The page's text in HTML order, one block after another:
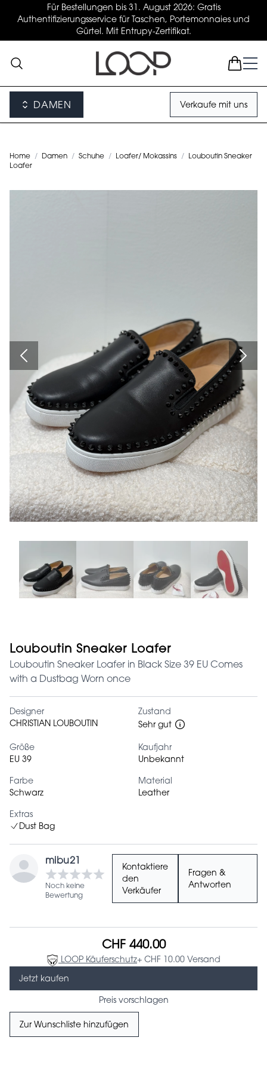
Für Bestellungen bis 31. August 2026: Gratis
Authentifizierungsservice für Taschen, Portemonnaies und
Gürtel. Mit Entrupy-Zertifikat.
DAMEN Verkaufe mit uns
Home / Damen / Schuhe / Loafer/ Mokassins /
Louboutin Sneaker
Loafer
Louboutin Sneaker Loafer
Louboutin Sneaker Loafer in Black Size 39 EU Comes
with a Dustbag Worn once
Designer
CHRISTIAN LOUBOUTIN
Zustand
Sehr gut
Größe
EU 39
Kaufjahr
Unbekannt
Farbe
Schwarz
Material
Leather
Extras
Dust Bag
mibu21
Noch keine
Bewertung
Kontaktiere
den
Verkäufer
Fragen &
Antworten
CHF 440.00
LOOP Käuferschutz+ CHF 10.00 Versand
Jetzt kaufen
Preis vorschlagen
Zur Wunschliste hinzufügen